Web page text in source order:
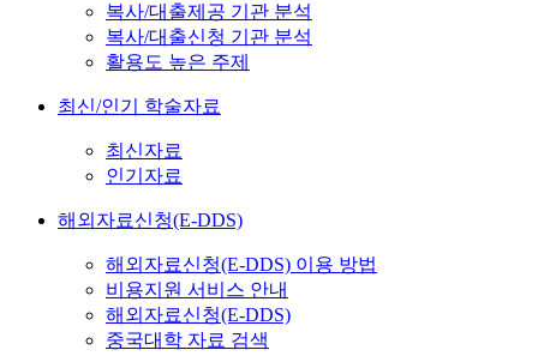
복사/대출제공 기관 분석
복사/대출신청 기관 분석
활용도 높은 주제
최신/인기 학술자료
최신자료
인기자료
해외자료신청(E-DDS)
해외자료신청(E-DDS) 이용 방법
비용지원 서비스 안내
해외자료신청(E-DDS)
중국대학 자료 검색